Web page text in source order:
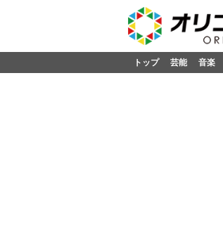
トップ 芸能 音楽